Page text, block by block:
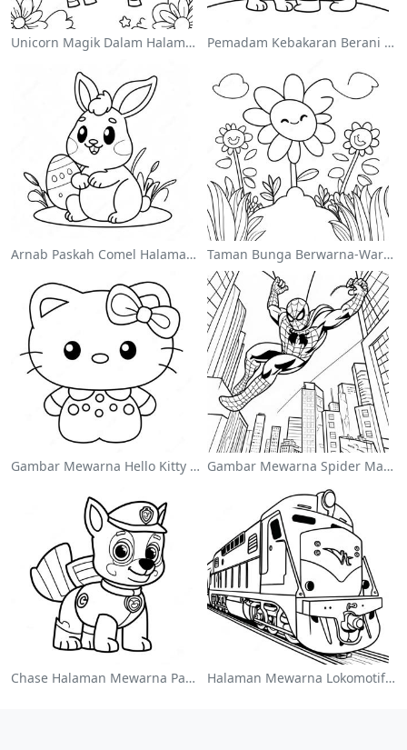
Unicorn Magik Dalam Halaman Mewarna Pelangi Pemadam Kebakaran Berani Menyelamatkan Kucing Mewarna
Arnab Paskah Comel Halaman Mewarna Taman Bunga Berwarna-Warni Halaman Mewarna
Gambar Mewarna Hello Kitty Comel Dengan Pita Gambar Mewarna Spider Man Melompat Melalui Bandar
Chase Halaman Mewarna Paw Patrol Halaman Mewarna Lokomotif Kereta Api Berwarna-Warni